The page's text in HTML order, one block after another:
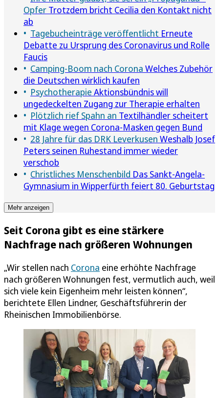
Opfer Trotzdem bricht Cecilia den Kontakt nicht
ab
Tagebucheinträge veröffentlicht Erneute
Debatte zu Ursprung des Coronavirus und Rolle
Faucis
Camping-Boom nach Corona Welches Zubehör
die Deutschen wirklich kaufen
Psychotherapie Aktionsbündnis will
ungedeckelten Zugang zur Therapie erhalten
Plötzlich rief Spahn an Textilhändler scheitert
mit Klage wegen Corona-Masken gegen Bund
28 Jahre für das DRK Leverkusen Weshalb Josef
Peters seinen Ruhestand immer wieder
verschob
Christliches Menschenbild Das Sankt-Angela-
Gymnasium in Wipperfürth feiert 80. Geburtstag
Mehr anzeigen
Seit Corona gibt es eine stärkere
Nachfrage nach größeren Wohnungen
„Wir stellen nach Corona eine erhöhte Nachfrage
nach größeren Wohnungen fest, vermutlich auch, weil
sich viele kein Eigenheim mehr leisten können“,
berichtete Ellen Lindner, Geschäftsführerin der
Rheinischen Immobilienbörse.